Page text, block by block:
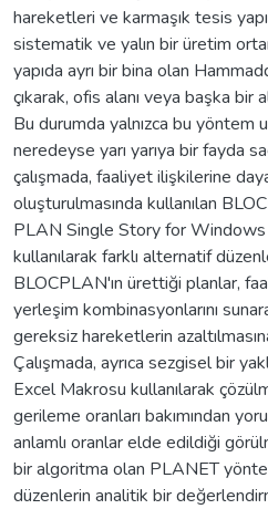
hareketleri ve karmaşık tesis
sistematik ve yalın bir üretim
yapıda ayrı bir bina olan
çıkarak, ofis alanı veya başka bir
Bu durumda yalnızca bu yöntem
neredeyse yarı yarıya bir fayda
çalışmada, faaliyet ilişkilerine
oluşturulmasında kullanılan
PLAN Single Story for Windows
kullanılarak farklı alternatif
BLOCPLAN'ın ürettiği planlar,
yerleşim kombinasyonlarını
gereksiz hareketlerin
Çalışmada, ayrıca sezgisel bir
Excel Makrosu kullanılarak
gerileme oranları bakımından
anlamlı oranlar elde edildiği
bir algoritma olan PLANET
düzenlerin analitik bir